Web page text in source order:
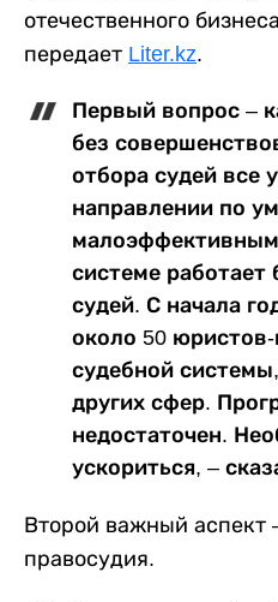
отечественного
передает Liter.kz.
Первый вопрос –
без
отбора судей все
направлении по
системе работает
судей. С начала
около 50
судебной
других сфер.
недостаточен.
ускориться, –
Второй важный аспект
правосудия.